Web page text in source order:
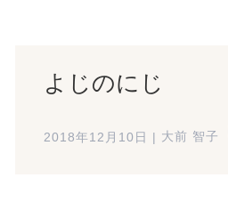
よじのにじ
2018年12月10日 | 大前 智子